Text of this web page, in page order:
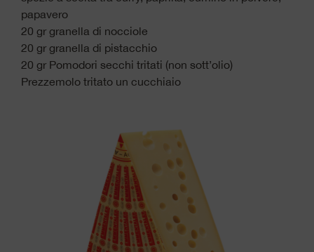
papavero
20 gr granella di nocciole
20 gr granella di pistacchio
20 gr Pomodori secchi tritati (non sott’olio)
Prezzemolo tritato un cucchiaio